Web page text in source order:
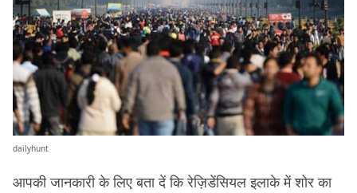
dailyhunt
आपकी जानकारी के लिए बता दें कि रेज़िडेंसियल इलाके में शोर का